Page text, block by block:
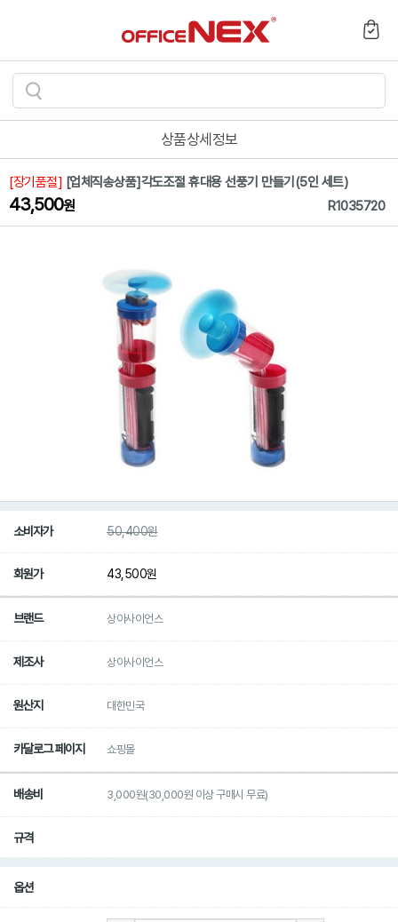
검
색
기
상품상세정보
[장기품절] [업체직송상품]각도조절 휴대용 선풍기 만들기(5인 세트)
43,500원 R1035720
소비자가 50,400원
회원가 43,500원
브랜드 상아사이언스
제조사 상아사이언스
원산지 대한민국
카달로그 페이지 쇼핑몰
배송비 3,000원(30,000원 이상 구매시 무료)
규격
옵션